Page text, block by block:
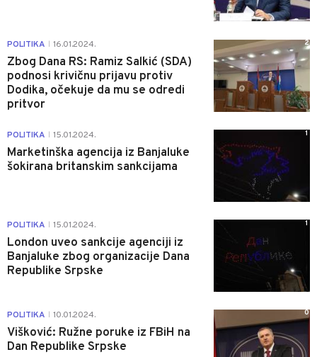
POLITIKA 16.01.2024.
Zbog Dana RS: Ramiz Salkić (SDA)
podnosi krivičnu prijavu protiv
Dodika, očekuje da mu se odredi
pritvor
2
POLITIKA 15.01.2024.
Marketinška agencija iz Banjaluke
šokirana britanskim sankcijama
1
POLITIKA 15.01.2024.
London uveo sankcije agenciji iz
Banjaluke zbog organizacije Dana
Republike Srpske
1
POLITIKA 10.01.2024.
Višković: Ružne poruke iz FBiH na
Dan Republike Srpske
0